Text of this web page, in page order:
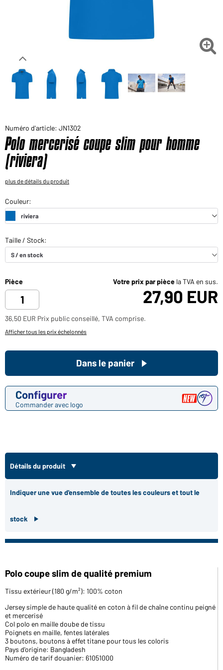
Voudriez-vous acheter des produits pour votre besoin
Chemin d'accès au shop des clients finaux 
Numéro d'article: JN1302
Polo mercerisé coupe slim pour homme
(riviera)
plus de détails du produit
Pièce Votre prix par pièce la TVA en sus.
27,90 EUR
36,50 EUR Prix public conseillé, TVA comprise.
Afficher tous les prix échelonnés
Configurer
Commander avec logo
Dans le panier
Détails du produit
Indiquer une vue d'ensemble de toutes les couleurs et tout le
stock
Polo coupe slim de qualité premium
Tissu extérieur (180 g/m²): 100% coton
Jersey simple de haute qualité en coton à fil de chaîne continu peigné
et mercerisé
Col polo en maille doube de tissu
Poignets en maille, fentes latérales
3 boutons, boutons à effet titane pour tous les coloris
Pays d'origine: Bangladesh
Numéro de tarif douanier: 61051000